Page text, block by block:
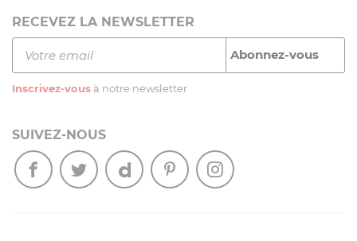
RECEVEZ LA NEWSLETTER
Inscrivez-vous à notre newsletter
SUIVEZ-NOUS